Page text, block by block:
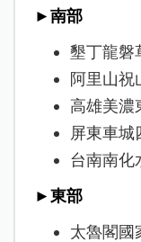
►南部
墾丁龍磐
阿里山祝
高雄美濃
屏東車城
台南南化
►東部
太魯閣國